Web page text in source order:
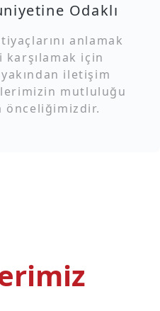
Odaklı
anlamak
için
iletişim
mutluluğu
önceliğimizdir.